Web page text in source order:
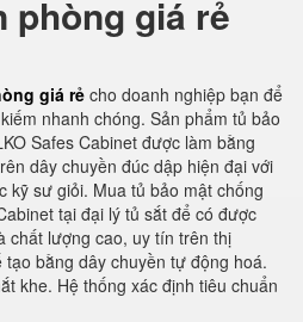
phòng giá rẻ
giá rẻ cho doanh nghiệp bạn để
nhanh chóng. Sản phẩm tủ bảo
Safes Cabinet được làm bằng
dây chuyền đúc dập hiện đại với
kỹ sư giỏi. Mua tủ bảo mật chống
tại đại lý tủ sắt để có được
chất lượng cao, uy tín trên thị
bằng dây chuyền tự động hoá.
khe. Hệ thống xác định tiêu chuẩn